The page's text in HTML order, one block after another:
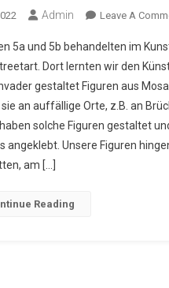
Admin Leave A
5a und 5b behandelten im
Dort lernten wir den
gestaltet Figuren aus
an auffällige Orte, z.B. an
solche Figuren gestaltet
angeklebt. Unsere Figuren
am […]
Reading